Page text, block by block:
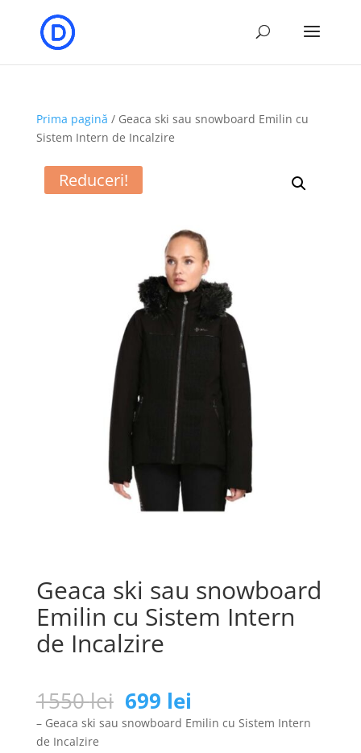
Prima pagină / Geaca ski sau snowboard Emilin cu
Sistem Intern de Incalzire
Reduceri!
Geaca ski sau snowboard
Emilin cu Sistem Intern
de Incalzire
1550lei Prețul
inițial
a
699 lei
curent
este:
– Geaca ski sau snowboard Emilin cu Sistem Intern
de Incalzire